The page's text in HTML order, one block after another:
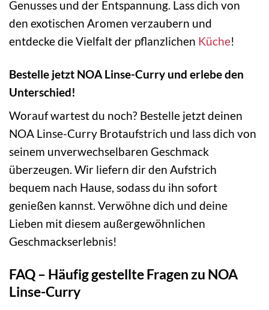
Genusses und der Entspannung. Lass dich von
den exotischen Aromen verzaubern und
entdecke die Vielfalt der pflanzlichen Küche!
Bestelle jetzt NOA Linse-Curry und erlebe den
Unterschied!
Worauf wartest du noch? Bestelle jetzt deinen
NOA Linse-Curry Brotaufstrich und lass dich von
seinem unverwechselbaren Geschmack
überzeugen. Wir liefern dir den Aufstrich
bequem nach Hause, sodass du ihn sofort
genießen kannst. Verwöhne dich und deine
Lieben mit diesem außergewöhnlichen
Geschmackserlebnis!
FAQ – Häufig gestellte Fragen zu NOA
Linse-Curry